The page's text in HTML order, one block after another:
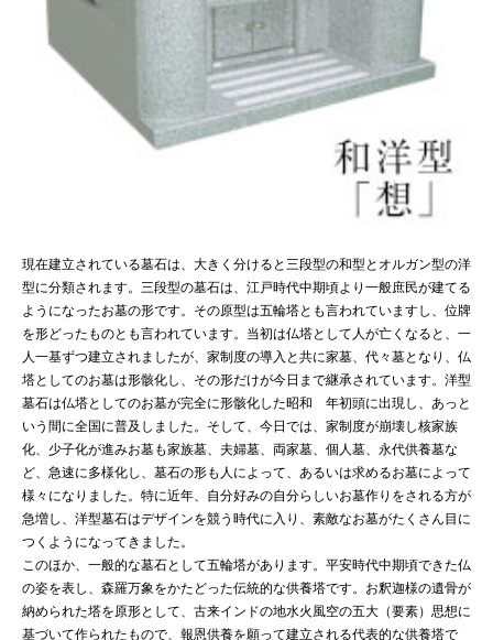
現在建立されている墓石は、大きく分けると三段型の和型とオルガン型の洋
型に分類されます。三段型の墓石は、江戸時代中期頃より一般庶民が建てる
ようになったお墓の形です。その原型は五輪塔とも言われていますし、位牌
を形どったものとも言われています。当初は仏塔として人が亡くなると、一
人一基ずつ建立されましたが、家制度の導入と共に家墓、代々墓となり、仏
塔としてのお墓は形骸化し、その形だけが今日まで継承されています。洋型
墓石は仏塔としてのお墓が完全に形骸化した昭和 年初頭に出現し、あっと
いう間に全国に普及しました。そして、今日では、家制度が崩壊し核家族
化、少子化が進みお墓も家族墓、夫婦墓、両家墓、個人墓、永代供養墓な
ど、急速に多様化し、墓石の形も人によって、あるいは求めるお墓によって
様々になりました。特に近年、自分好みの自分らしいお墓作りをされる方が
急増し、洋型墓石はデザインを競う時代に入り、素敵なお墓がたくさん目に
つくようになってきました。
このほか、一般的な墓石として五輪塔があります。平安時代中期頃できた仏
の姿を表し、森羅万象をかたどった伝統的な供養塔です。お釈迦様の遺骨が
納められた塔を原形として、古来インドの地水火風空の五大（要素）思想に
基づいて作られたもので、報恩供養を願って建立される代表的な供養塔で